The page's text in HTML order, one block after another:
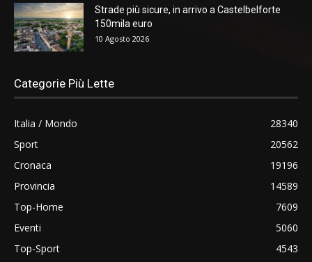
Strade più sicure, in arrivo a Castelbelforte
150mila euro
10 Agosto 2026
Categorie Più Lette
Italia / Mondo
28340
Sport
20562
Cronaca
19196
Provincia
14589
Top-Home
7609
Eventi
5060
Top-Sport
4543